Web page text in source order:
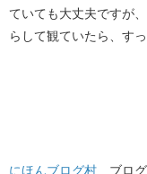
ていても大丈夫ですが
らして観ていたら、す
にほんブログ村 ブログ